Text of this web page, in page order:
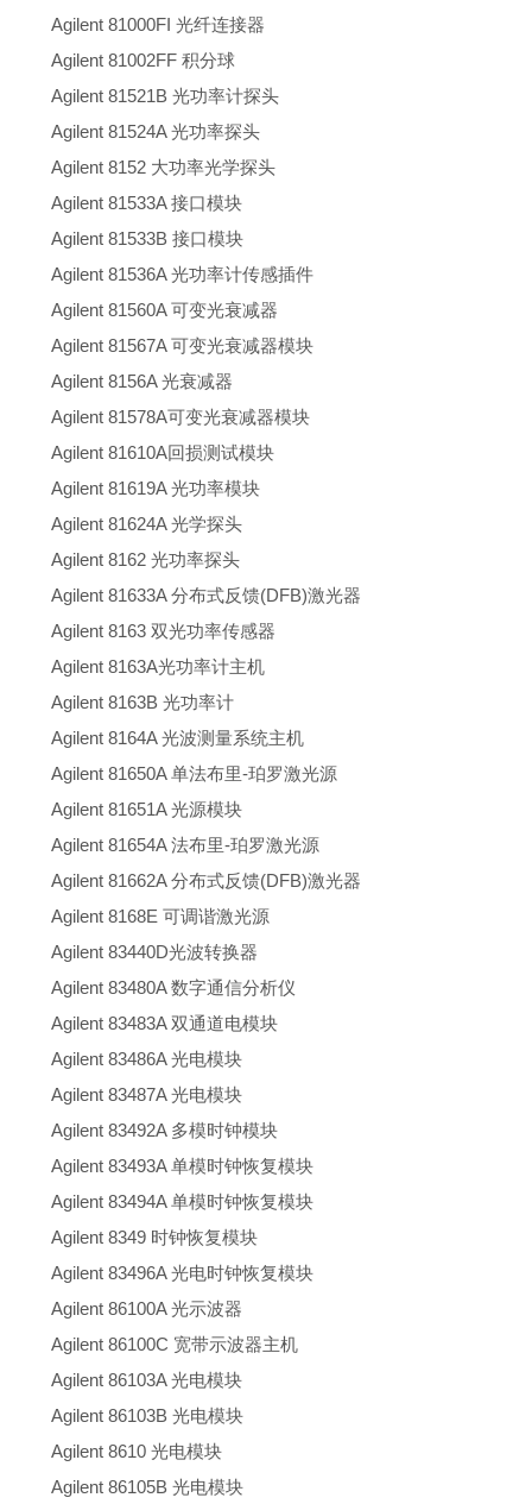
Agilent 81000FI 光纤连接器
Agilent 81002FF 积分球
Agilent 81521B 光功率计探头
Agilent 81524A 光功率探头
Agilent 8152 大功率光学探头
Agilent 81533A 接口模块
Agilent 81533B 接口模块
Agilent 81536A 光功率计传感插件
Agilent 81560A 可变光衰减器
Agilent 81567A 可变光衰减器模块
Agilent 8156A 光衰减器
Agilent 81578A可变光衰减器模块
Agilent 81610A回损测试模块
Agilent 81619A 光功率模块
Agilent 81624A 光学探头
Agilent 8162 光功率探头
Agilent 81633A 分布式反馈(DFB)激光器
Agilent 8163 双光功率传感器
Agilent 8163A光功率计主机
Agilent 8163B 光功率计
Agilent 8164A 光波测量系统主机
Agilent 81650A 单法布里-珀罗激光源
Agilent 81651A 光源模块
Agilent 81654A 法布里-珀罗激光源
Agilent 81662A 分布式反馈(DFB)激光器
Agilent 8168E 可调谐激光源
Agilent 83440D光波转换器
Agilent 83480A 数字通信分析仪
Agilent 83483A 双通道电模块
Agilent 83486A 光电模块
Agilent 83487A 光电模块
Agilent 83492A 多模时钟模块
Agilent 83493A 单模时钟恢复模块
Agilent 83494A 单模时钟恢复模块
Agilent 8349 时钟恢复模块
Agilent 83496A 光电时钟恢复模块
Agilent 86100A 光示波器
Agilent 86100C 宽带示波器主机
Agilent 86103A 光电模块
Agilent 86103B 光电模块
Agilent 8610 光电模块
Agilent 86105B 光电模块